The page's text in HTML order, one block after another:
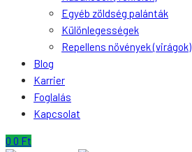
Egyéb zöldség palánták
Különlegességek
Repellens növények (virágok)
Blog
Karrier
Foglalás
Kapcsolat
0 0 Ft